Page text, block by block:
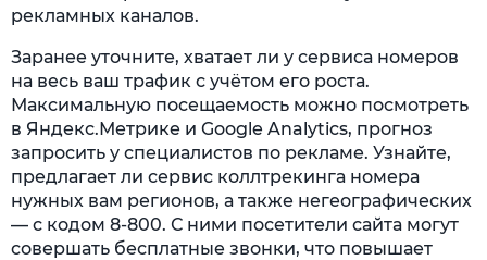
рекламных каналов.
Заранее уточните, хватает ли у сервиса номеров
на весь ваш трафик с учётом его роста.
Максимальную посещаемость можно посмотреть
в Яндекс.Метрике и Google Analytics, прогноз
запросить у специалистов по рекламе. Узнайте,
предлагает ли сервис коллтрекинга номера
нужных вам регионов, а также негеографических
— с кодом 8-800. С ними посетители сайта могут
совершать бесплатные звонки, что повышает